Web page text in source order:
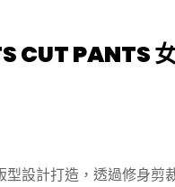
CUT PANTS
型設計打造，透過修身剪